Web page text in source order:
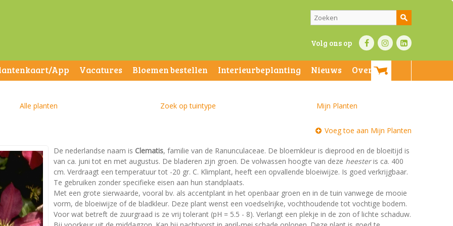
Volg ons op
App Vacatures Bloemen bestellen Interieurbeplanting Nieuws
Over ons
Alle planten Zoek op tuintype Mijn Planten
Voeg toe aan Mijn Planten
De nederlandse naam is Clematis, familie van de Ranunculaceae. De bloemkleur is dieprood en de bloeitijd is
van ca. juni tot en met augustus. De bladeren zijn groen. De volwassen hoogte van deze heesteris ca. 400
cm. Verdraagt een temperatuur tot -20 gr. C. Klimplant, heeft een opvallende bloeiwijze. Is goed verkrijgbaar.
Te gebruiken zonder specifieke eisen aan hun standplaats.
Met een grote sierwaarde, vooral bv. als accentplant in het openbaar groen en in de tuin vanwege de mooie
vorm, de bloeiwijze of de bladkleur. Deze plant wenst een voedselrijke, vochthoudende tot vochtige bodem.
Voor wat betreft de zuurgraad is ze vrij tolerant (pH = 5.5 - 8). Verlangt een plekje in de zon of lichte schaduw.